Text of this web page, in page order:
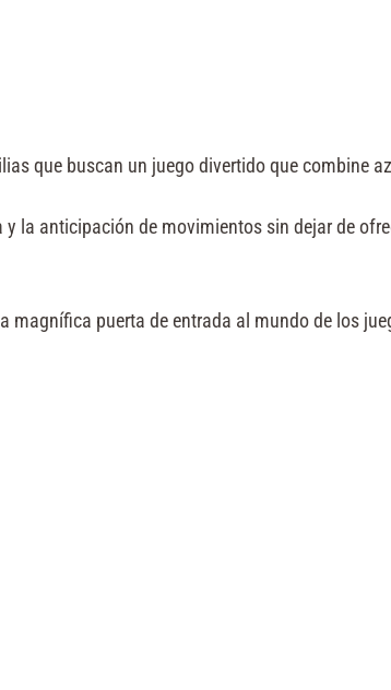
que buscan un juego divertido que combine
la anticipación de movimientos sin dejar de
magnífica puerta de entrada al mundo de los